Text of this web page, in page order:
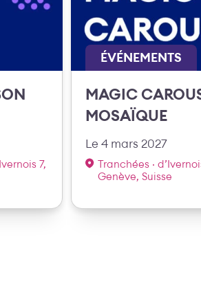
7,
ÉVÉNEMENTS
MAGIC
MOSAÏQUE
Le 4 mars 2027
Tranchées ·
Genève, Suisse